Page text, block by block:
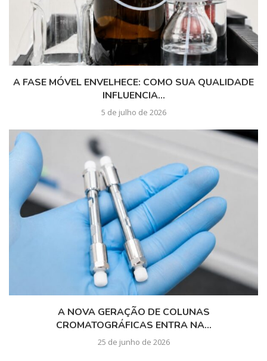
A FASE MÓVEL ENVELHECE: COMO SUA QUALIDADE
INFLUENCIA...
5 de julho de 2026
A NOVA GERAÇÃO DE COLUNAS
CROMATOGRÁFICAS ENTRA NA...
25 de junho de 2026